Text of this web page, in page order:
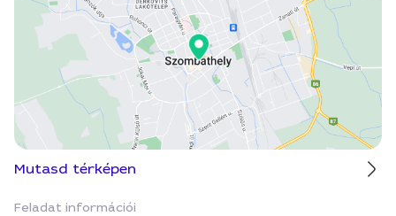
Mutasd térképen
Feladat információi